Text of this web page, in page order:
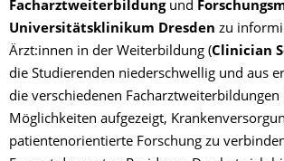
Facharztweiterbildungund
Universitätsklinikum Dresden zu
Ärzt:innen in der Weiterbildung (Clinician
die Studierenden niederschwellig und aus
die verschiedenen
Möglichkeiten aufgezeigt,
patientenorientierte Forschung zu